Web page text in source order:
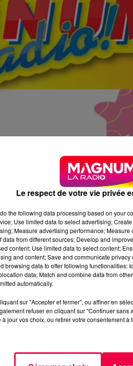
Le respect de votre vie privée
do the following data processing based on your
Use limited data to select advertising;
Measure advertising performance;
data from different sources; Develop and
content; Use limited data to select content;
and content; Save and communicate
browsing data to offer following functionalities:
data; Match and combine data from
automatically.
sur "Accepter et fermer", ou affiner en
refuser en cliquant sur "Continuer
à jour vos choix, ou retirer votre consentement